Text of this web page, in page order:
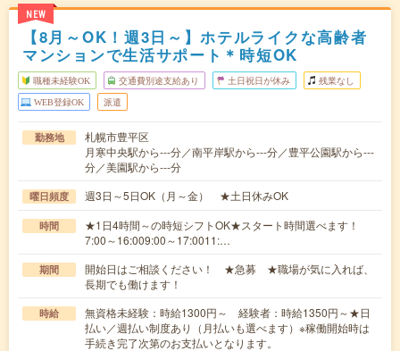
NEW
【8月～OK！週3日～】ホテルライクな高齢者
マンションで生活サポート＊時短OK
職種未経験OK 交通費別途支給あり 土日祝日が休み 残業なし
WEB登録OK 派遣
勤務地
札幌市豊平区
月寒中央駅から---分／南平岸駅から---分／豊平公園駅から---
分／美園駅から---分
曜日頻度 週3日～5日OK（月～金） ★土日休みOK
時間
★1日4時間～の時短シフトOK★スタート時間選べます！
7:00～16:009:00～17:0011:…
期間
開始日はご相談ください！ ★急募 ★職場が気に入れば、
長期でも働けます！
時給
無資格未経験：時給1300円～ 経験者：時給1350円～★日
払い／週払い制度あり（月払いも選べます）※稼働開始時は
手続き完了次第のお支払いとなります。